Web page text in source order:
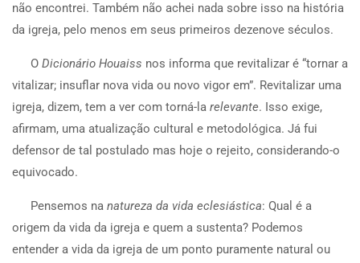
não encontrei. Também não achei nada sobre isso na história
da igreja, pelo menos em seus primeiros dezenove séculos.
O Dicionário Houaiss nos informa que revitalizar é “tornar a
vitalizar; insuflar nova vida ou novo vigor em”. Revitalizar uma
igreja, dizem, tem a ver com torná-la relevante. Isso exige,
afirmam, uma atualização cultural e metodológica. Já fui
defensor de tal postulado mas hoje o rejeito, considerando-o
equivocado.
Pensemos na natureza da vida eclesiástica: Qual é a
origem da vida da igreja e quem a sustenta? Podemos
entender a vida da igreja de um ponto puramente natural ou